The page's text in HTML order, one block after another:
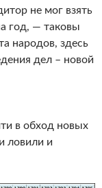
не мог взять
год, — таковы
народов, здесь
дел – новой
в обход новых
ловили и